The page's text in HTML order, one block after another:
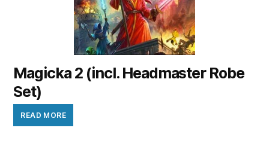
Magicka 2 (incl. Headmaster Robe
Set)
READ MORE